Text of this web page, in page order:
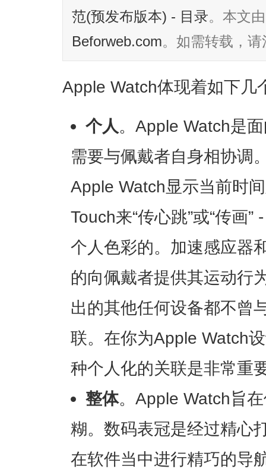
范(预发布版本) - 目录。本文由
Beforweb.com。如需转载，
Apple Watch体现着如下几
个人。Apple Watch是
需要与佩戴者自身相协调
Apple Watch显示当前时
Touch来“传心跳”或“传画
个人色彩的。加速感应器
的向佩戴者提供其运动行
出的其他任何设备都不曾
联。在你为Apple Watch
种个人化的关联是非常重
整体。Apple Watch旨
糊。数码表冠是经过精心
在软件当中进行精巧的导